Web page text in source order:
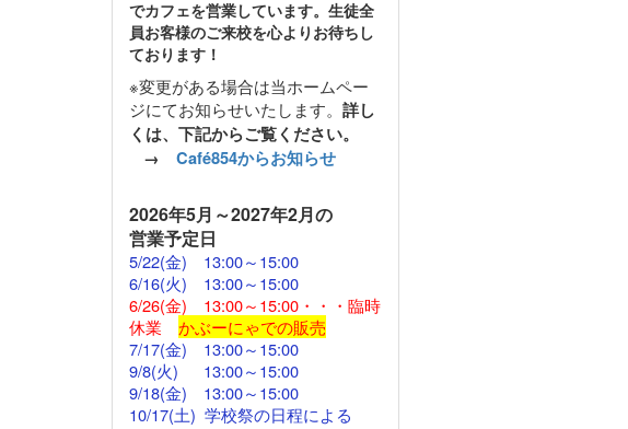
でカフェを営業しています。生徒全
員お客様のご来校を心よりお待ちし
ております！
※変更がある場合は当ホームペー
ジにてお知らせいたします。 詳し
くは、下記からご覧ください。
→ Café854からお知らせ
2026年5月～2027年2月の
営業予定日
5/22(金) 13:00～15:00
6/16(火) 13:00～15:00
6/26(金) 13:00～15:00・・・臨時
休業 かぶーにゃでの販売
7/17(金) 13:00～15:00
9/8(火) 13:00～15:00
9/18(金) 13:00～15:00
10/17(土) 学校祭の日程による